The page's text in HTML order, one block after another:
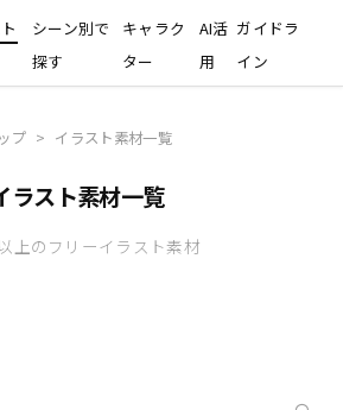
シーン別で
探す
キャラク
ター
AI活
用
ガイドラ
イン
プ > イラスト素材一覧
ラスト素材一覧
上のフリーイラスト素材